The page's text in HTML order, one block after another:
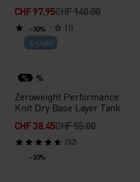
CHF 97.95CHF 140.00
(1)
-30%
X-Light
% %
Zeroweight Performance
Knit Dry Base Layer Tank
CHF 38.45CHF 55.00
(52)
-30%